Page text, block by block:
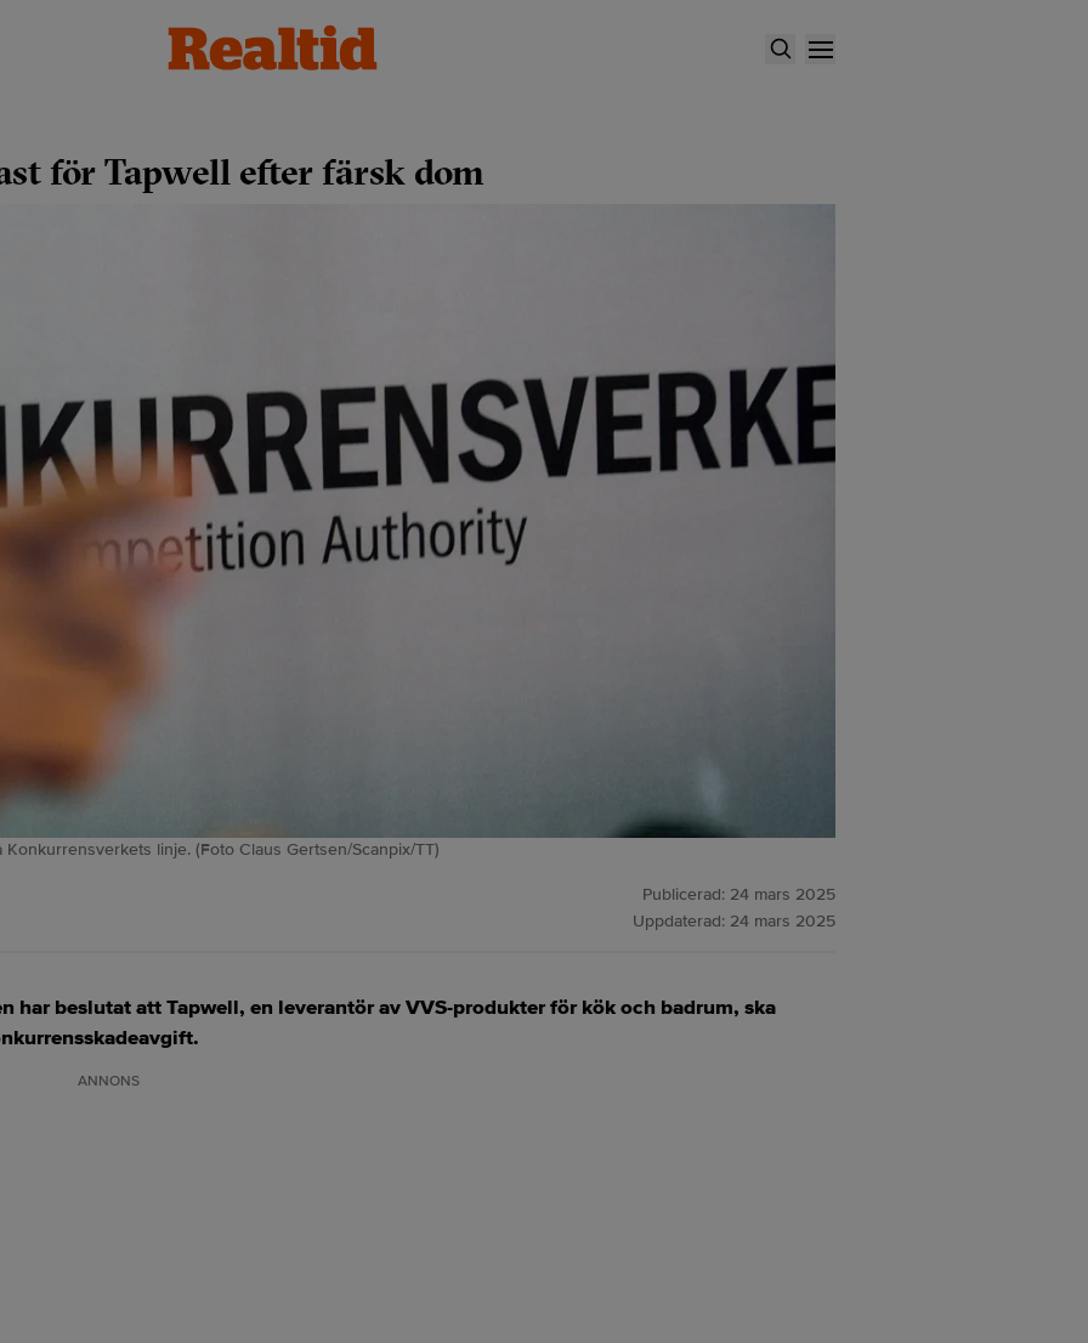
för Tapwell efter färsk dom
linje. (Foto Claus Gertsen/Scanpix/TT)
Publicerad: 24 mars 2025
Uppdaterad: 24 mars 2025
har beslutat att Tapwell, en leverantör av VVS-produkter för kök och badrum, ska
ANNONS